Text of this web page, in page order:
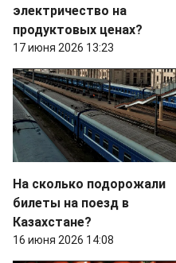
электричество на
продуктовых ценах?
17 июня 2026 13:23
На сколько подорожали
билеты на поезд в
Казахстане?
16 июня 2026 14:08